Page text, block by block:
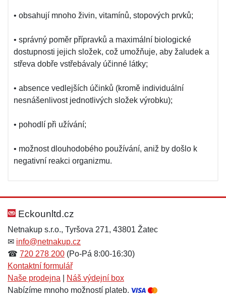
• obsahují mnoho živin, vitamínů, stopových prvků;
• správný poměr přípravků a maximální biologické
dostupnosti jejich složek, což umožňuje, aby žaludek a
střeva dobře vstřebávaly účinné látky;
• absence vedlejších účinků (kromě individuální
nesnášenlivost jednotlivých složek výrobku);
• pohodlí při užívání;
• možnost dlouhodobého používání, aniž by došlo k
negativní reakci organizmu.
Eckounltd.cz
Netnakup s.r.o., Tyršova 271, 43801 Žatec
✉ info@netnakup.cz
☎ 720 278 200 (Po-Pá 8:00-16:30)
Kontaktní formulář
Naše prodejna
Náš výdejní box
Nabízíme mnoho možností plateb.